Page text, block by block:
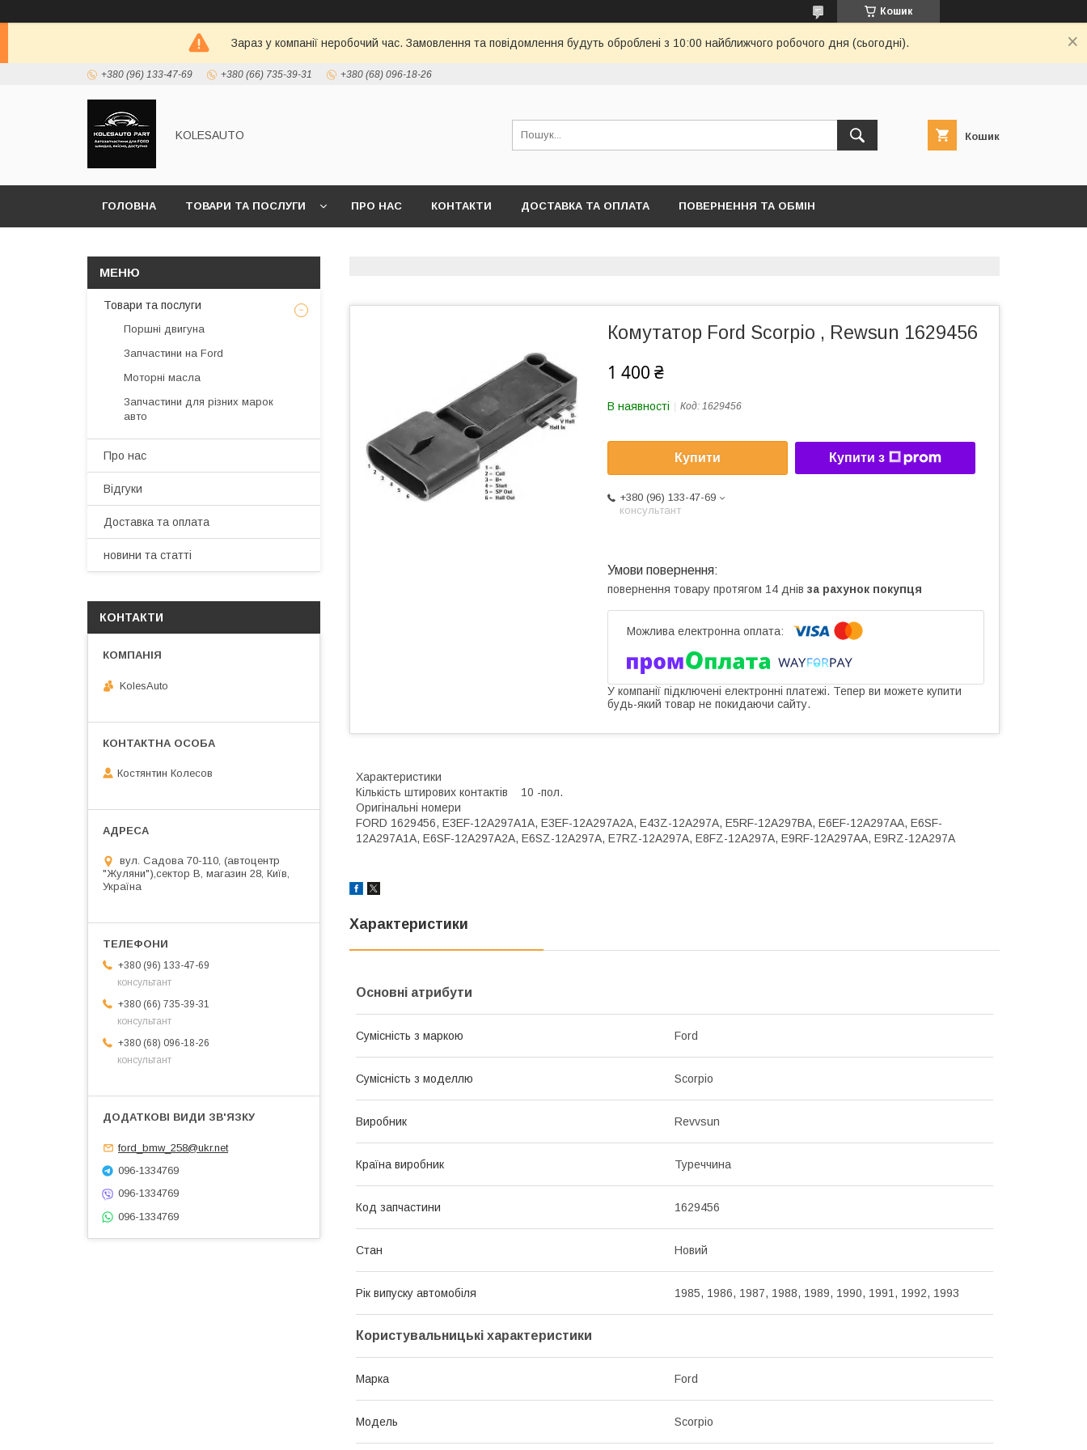
Кошик
Зараз у компанії неробочий час. Замовлення та повідомлення будуть оброблені з 10:00 найближчого робочого дня (сьогодні).
+380 (96) 133-47-69 +380 (66) 735-39-31 +380 (68) 096-18-26
KOLESAUTO Кошик
ГОЛОВНА ТОВАРИ ТА ПОСЛУГИ ПРО НАС КОНТАКТИ ДОСТАВКА ТА ОПЛАТА ПОВЕРНЕННЯ ТА ОБМІН
Комутатор Ford Scorpio , Rewsun 1629456
1 400 ₴
В наявності Код: 1629456
Купити Купити з
+380 (96) 133-47-69
консультант
повернення товару протягом 14 днів за рахунок покупця
У компанії підключені електронні платежі. Тепер ви можете купити
будь-який товар не покидаючи сайту.
Характеристики
Кількість штирових контактів 10 -пол.
Оригінальні номери
FORD 1629456, E3EF-12A297A1A, E3EF-12A297A2A, E43Z-12A297A, E5RF-12A297BA, E6EF-12A297AA, E6SF-
12A297A1A, E6SF-12A297A2A, E6SZ-12A297A, E7RZ-12A297A, E8FZ-12A297A, E9RF-12A297AA, E9RZ-12A297A
Характеристики
Основні атрибути
Сумісність з маркою Ford
Сумісність з моделлю Scorpio
Виробник Revvsun
Країна виробник Туреччина
Код запчастини 1629456
Стан Новий
Рік випуску автомобіля 1985, 1986, 1987, 1988, 1989, 1990, 1991, 1992, 1993
Користувальницькі характеристики
Марка Ford
Модель Scorpio
Товари та послуги
Поршні двигуна
Запчастини на Ford
Моторні масла
Запчастини для різних марок
авто
Про нас
Відгуки
Доставка та оплата
новини та статті
КОНТАКТИ
KolesAuto
Костянтин Колесов
вул. Садова 70-110, (автоцентр
"Жуляни"),сектор В, магазин 28, Київ,
Україна
+380 (96) 133-47-69
консультант
+380 (66) 735-39-31
консультант
+380 (68) 096-18-26
консультант
ford_bmw_258@ukr.net
096-1334769
096-1334769
096-1334769